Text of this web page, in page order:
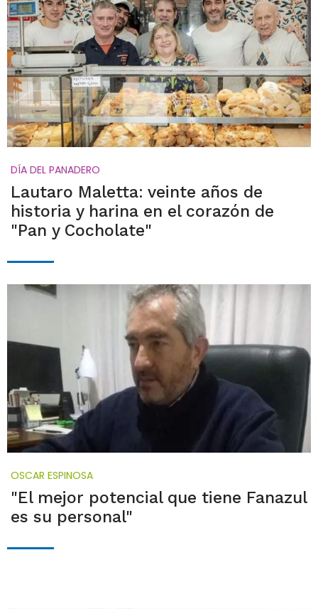
DÍA DEL PANADERO
Lautaro Maletta: veinte años de
historia y harina en el corazón de
"Pan y Cocholate"
OSCAR ESPINOSA
"El mejor potencial que tiene Fanazul
es su personal"